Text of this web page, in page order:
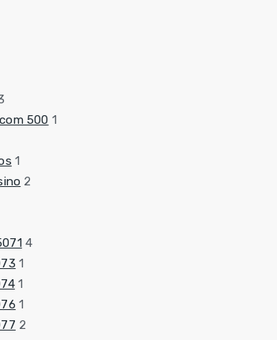
500 1
1
2
4
1
1
1
2